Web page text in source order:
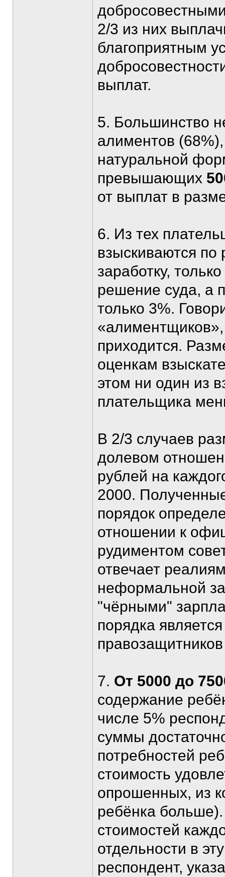
2/3 из них
благоприятным
выплат.
5. Большинство
алиментов
натуральной
превышающих
от выплат в
6. Из тех
взыскиваются
заработку,
решение суда, а
только 3%.
«алиментщиков»,
приходится.
оценкам
этом ни один из
плательщика
В 2/3 случаев
долевом
рублей на
2000.
порядок
отношении к
рудиментом
отвечает
неформальной
"чёрными"
порядка
7. От 5000 до
содержание
числе 5%
суммы
потребностей
стоимость
опрошенных, из
ребёнка
стоимостей
отдельности в
респондент,